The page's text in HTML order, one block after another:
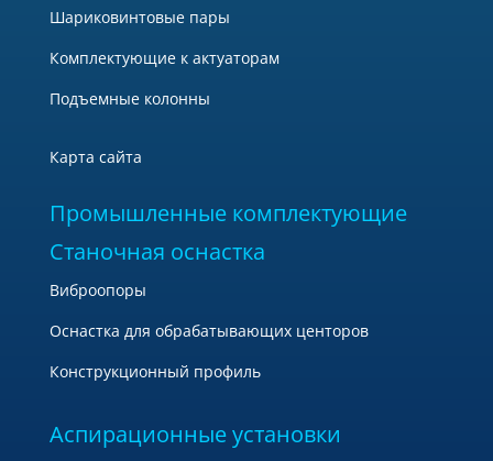
Шариковинтовые пары
Комплектующие к актуаторам
Подъемные колонны
Карта сайта
Промышленные комплектующие
Станочная оснастка
Виброопоры
Оснастка для обрабатывающих центоров
Конструкционный профиль
Аспирационные установки